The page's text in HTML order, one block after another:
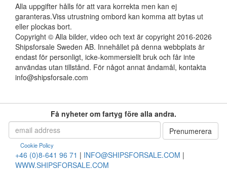
Alla uppgifter hålls för att vara korrekta men kan ej
garanteras.Viss utrustning ombord kan komma att bytas ut
eller plockas bort.
Copyright © Alla bilder, video och text är copyright 2016-2026
Shipsforsale Sweden AB. Innehållet på denna webbplats är
endast för personligt, icke-kommersiellt bruk och får inte
användas utan tillstånd. För något annat ändamål, kontakta
info@shipsforsale.com
Få nyheter om fartyg före alla andra.
Cookie Policy
+46 (0)8-641 96 71 | INFO@SHIPSFORSALE.COM |
WWW.SHIPSFORSALE.COM